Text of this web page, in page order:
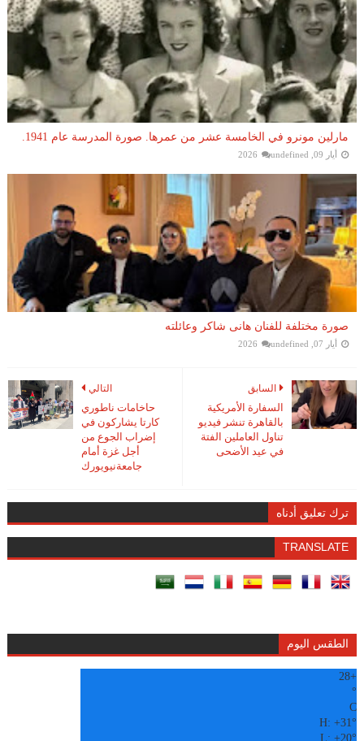
مارلين مونرو في الخامسة عشر من عمرها. صورة المدرسة عام 1941.
أيار 09, 2026 undefined
صورة مختلفة للفنان هانى شاكر وعائلته
أيار 07, 2026 undefined
التالي
حاخامات ناطوري
كارتا يشاركون في
إضراب الجوع من
أجل غزة أمام
جامعةنيويورك
السابق
السفارة الأمريكية
بالقاهرة تنشر فيديو
تناول العاملين الفتة
في عيد الأضحى
ترك تعليق أدناه
TRANSLATE
الطقس اليوم
+
28
°
C
H:+31°
L:+20°